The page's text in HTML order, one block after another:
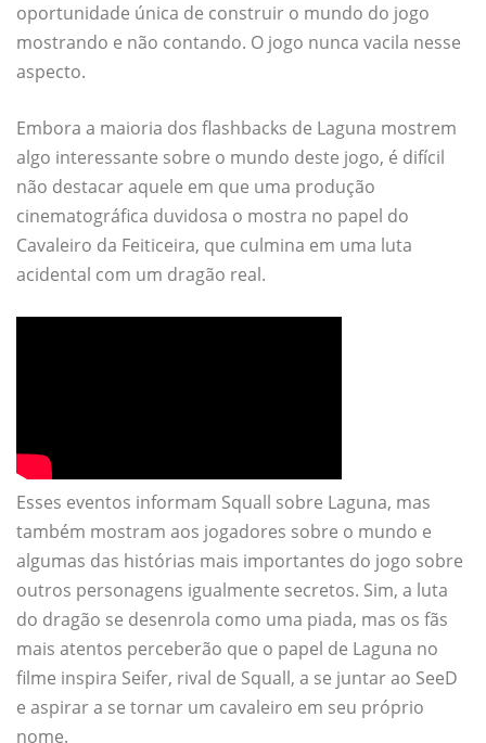
oportunidade única de construir o mundo do jogo
mostrando e não contando. O jogo nunca vacila nesse
aspecto.
Embora a maioria dos flashbacks de Laguna mostrem
algo interessante sobre o mundo deste jogo, é difícil
não destacar aquele em que uma produção
cinematográfica duvidosa o mostra no papel do
Cavaleiro da Feiticeira, que culmina em uma luta
acidental com um dragão real.
Esses eventos informam Squall sobre Laguna, mas
também mostram aos jogadores sobre o mundo e
algumas das histórias mais importantes do jogo sobre
outros personagens igualmente secretos. Sim, a luta
do dragão se desenrola como uma piada, mas os fãs
mais atentos perceberão que o papel de Laguna no
filme inspira Seifer, rival de Squall, a se juntar ao SeeD
e aspirar a se tornar um cavaleiro em seu próprio
nome.